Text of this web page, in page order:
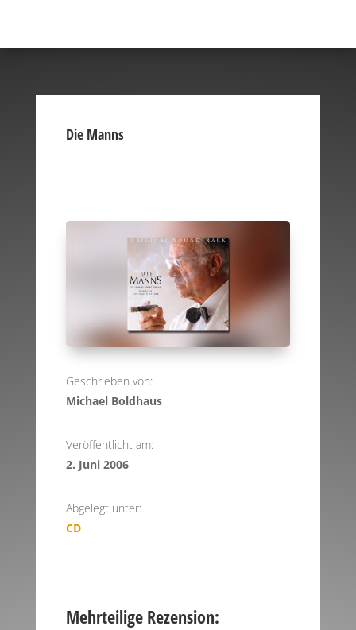
Die Manns
Geschrieben von:
Michael Boldhaus
Veröffentlicht am:
2. Juni 2006
Abgelegt unter:
CD
Mehrteilige Rezension: